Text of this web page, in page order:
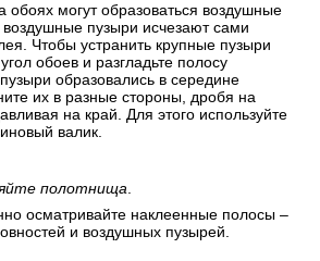
обоях могут образоваться воздушные
пузыри исчезают сами
Чтобы устранить крупные пузыри
обоев и разгладьте полосу
образовались в середине
их в разные стороны, дробя на
на край. Для этого используйте
валик.
полотнища.
осматривайте наклеенные полосы –
и воздушных пузырей.